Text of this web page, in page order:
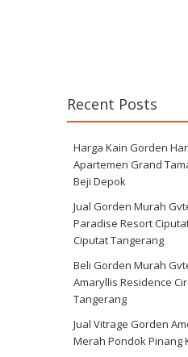
Recent Posts
Harga Kain Gorden
Apartemen Grand
Beji Depok
Jual Gorden Murah
Paradise Resort
Ciputat Tangerang
Beli Gorden Murah
Amaryllis Residence
Tangerang
Jual Vitrage Gorden
Merah Pondok Pinang